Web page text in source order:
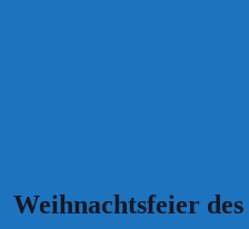
Weihnachtsfeier